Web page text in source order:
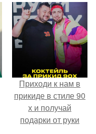
Приходи к нам в
прикиде в стиле 90
х и получай
подарки от руки